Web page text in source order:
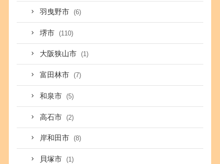
羽曳野市 (6)
堺市 (110)
大阪狭山市 (1)
富田林市 (7)
和泉市 (5)
高石市 (2)
岸和田市 (8)
貝塚市 (1)